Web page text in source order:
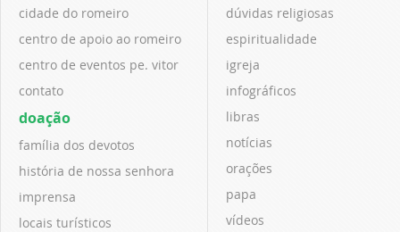
cidade do romeiro
centro de apoio ao romeiro
centro de eventos pe. vitor
contato
doação
família dos devotos
história de nossa senhora
imprensa
locais turísticos
dúvidas religiosas
espiritualidade
igreja
infográficos
libras
notícias
orações
papa
vídeos